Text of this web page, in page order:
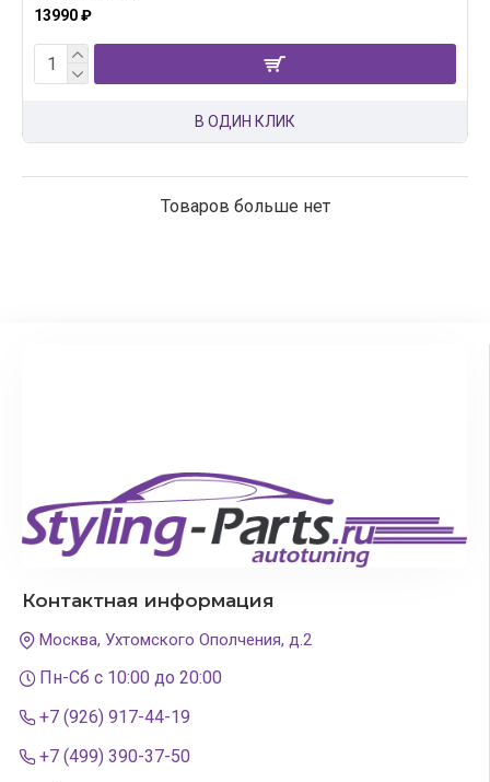
13990 ₽
В ОДИН КЛИК
Товаров больше нет
Контактная информация
Москва, Ухтомского Ополчения, д.2
Пн-Сб с 10:00 до 20:00
+7 (926) 917-44-19
+7 (499) 390-37-50